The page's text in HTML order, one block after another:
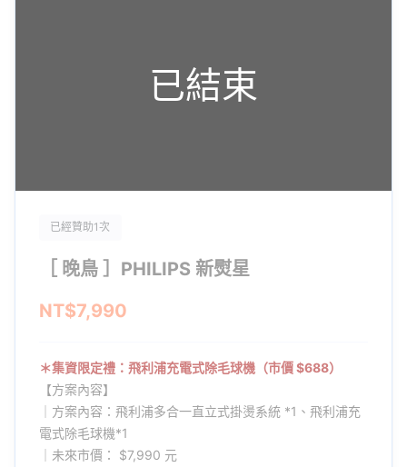
已結束
已經贊助1次
［ 晚鳥 ］PHILIPS 新熨星
NT$7,990
＊集資限定禮：飛利浦充電式除毛球機（市價 $688）
【方案內容】
｜方案內容：飛利浦多合一直立式掛燙系統 *1、飛利浦充
電式除毛球機*1
｜未來市價： $7,990 元